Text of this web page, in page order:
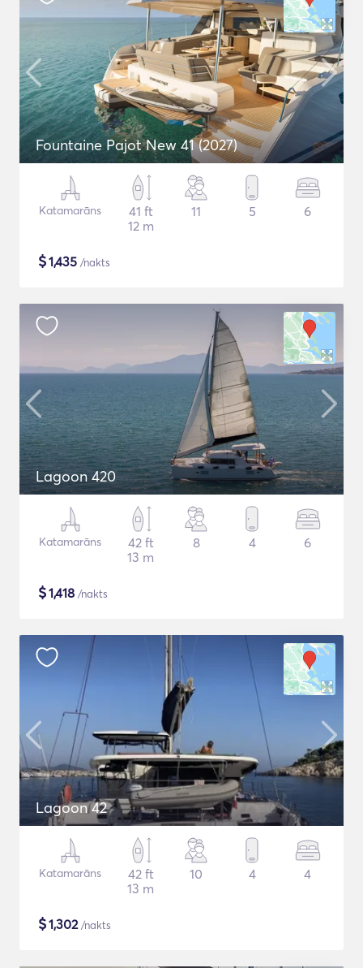
Fountaine Pajot New 41 (2027)
Katamarāns
41 ft
12 m
11 5 6
$1,435 /nakts
Lagoon 420
Katamarāns
42 ft
13 m
8 4 6
$1,418 /nakts
Lagoon 42
Katamarāns
42 ft
13 m
10 4 4
$1,302/nakts